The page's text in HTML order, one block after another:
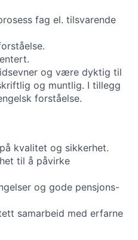
fag el. tilsvarende
og være dyktig til
og muntlig. I tillegg
forståelse.
kvalitet og sikkerhet.
til å påvirke
og gode pensjons-
samarbeid med erfarne